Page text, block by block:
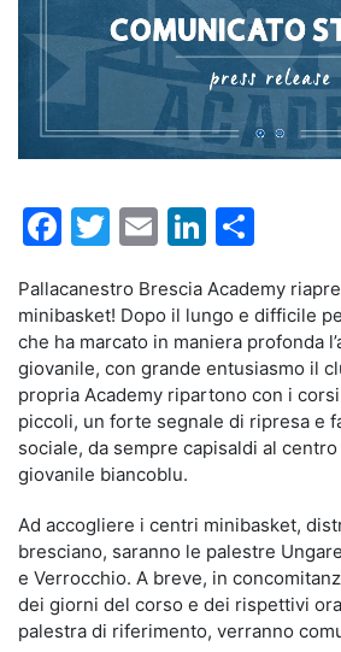
Facebook
Twitter
EmailLinkedIn
Pallacanestro Brescia Academy
minibasket! Dopo il lungo e difficile
che ha marcato in maniera profonda
giovanile, con grande entusiasmo il
propria Academy ripartono con i
piccoli, un forte segnale di ripresa e
sociale, da sempre capisaldi al
giovanile biancoblu.
Ad accogliere i centri minibasket,
bresciano, saranno le palestre
e Verrocchio. A breve, in
dei giorni del corso e dei rispettivi
palestra di riferimento, verranno